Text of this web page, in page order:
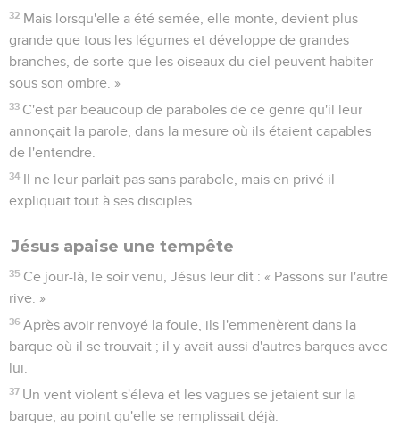
32 Mais lorsqu'elle a été semée, elle monte, devient plus
grande que tous les légumes et développe de grandes
branches, de sorte que les oiseaux du ciel peuvent habiter
sous son ombre. »
33 C'est par beaucoup de paraboles de ce genre qu'il leur
annonçait la parole, dans la mesure où ils étaient capables
de l'entendre.
34 Il ne leur parlait pas sans parabole, mais en privé il
expliquait tout à ses disciples.
Jésus apaise une tempête
35 Ce jour-là, le soir venu, Jésus leur dit : « Passons sur l'autre
rive. »
36 Après avoir renvoyé la foule, ils l'emmenèrent dans la
barque où il se trouvait ; il y avait aussi d'autres barques avec
lui.
37 Un vent violent s'éleva et les vagues se jetaient sur la
barque, au point qu'elle se remplissait déjà.